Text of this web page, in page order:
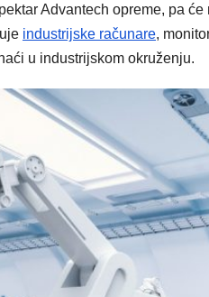
Advantech opreme, pa
industrijske računare,
u industrijskom okruženju.